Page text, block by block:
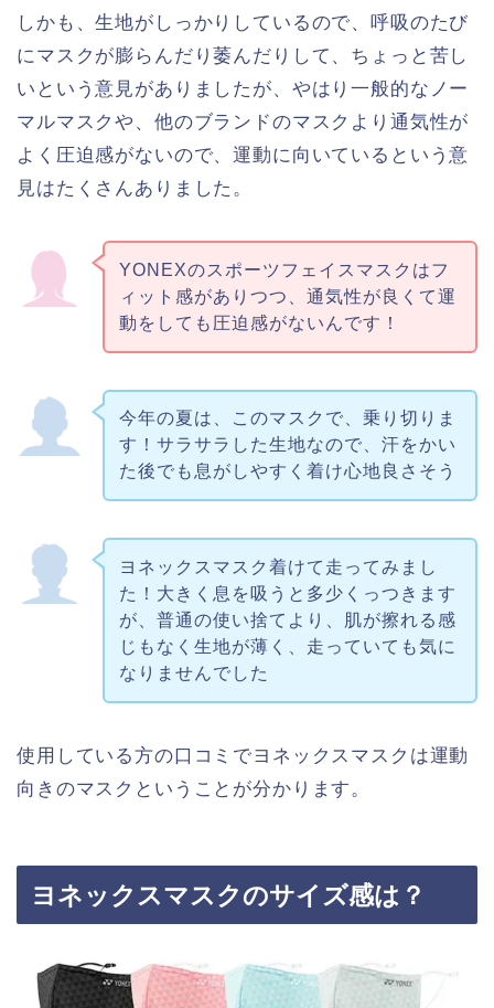
しかも、生地がしっかりしているので、呼吸のたび
にマスクが膨らんだり萎んだりして、ちょっと苦し
いという意見がありましたが、やはり一般的なノー
マルマスクや、他のブランドのマスクより通気性が
よく圧迫感がないので、運動に向いているという意
見はたくさんありました。
YONEXのスポーツフェイスマスクはフ
ィット感がありつつ、通気性が良くて運
動をしても圧迫感がないんです！
今年の夏は、このマスクで、乗り切りま
す！サラサラした生地なので、汗をかい
た後でも息がしやすく着け心地良さそう
ヨネックスマスク着けて走ってみまし
た！大きく息を吸うと多少くっつきます
が、普通の使い捨てより、肌が擦れる感
じもなく生地が薄く、走っていても気に
なりませんでした
使用している方の口コミでヨネックスマスクは運動
向きのマスクということが分かります。
ヨネックスマスクのサイズ感は？